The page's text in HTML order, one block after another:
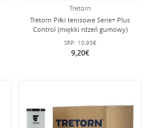
Tretorn
Tretorn Piłki tenisowe Serie+ Plus
Control (miękki rdzeń gumowy)
żółta 4-pak
SRP: 10,95€
9,20€